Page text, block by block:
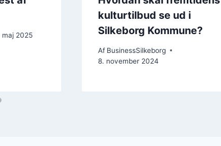
maj 2025
kulturtilbud se ud i
Silkeborg Kommune?
Af BusinessSilkeborg
8. november 2024